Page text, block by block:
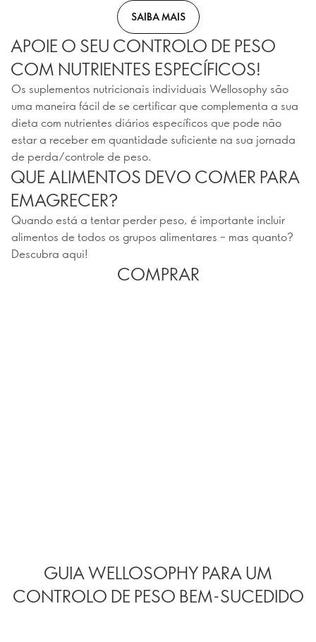
SAIBA MAIS
APOIE O SEU CONTROLO DE PESO
COM NUTRIENTES ESPECÍFICOS!
Os suplementos nutricionais individuais Wellosophy são
uma maneira fácil de se certificar que complementa a sua
dieta com nutrientes diários específicos que pode não
estar a receber em quantidade suficiente na sua jornada
de perda/controle de peso.
QUE ALIMENTOS DEVO COMER PARA
EMAGRECER?
Quando está a tentar perder peso, é importante incluir
alimentos de todos os grupos alimentares – mas quanto?
Descubra aqui!
COMPRAR
GUIA WELLOSOPHY PARA UM
CONTROLO DE PESO BEM-SUCEDIDO